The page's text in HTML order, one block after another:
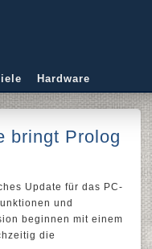
Hardware
bringt Prolog
Update für das PC-
und
beginnen mit einem
die